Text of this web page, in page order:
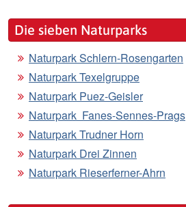
Die sieben Naturparks
Naturpark Schlern-Rosengarten
Naturpark Texelgruppe
Naturpark Puez-Geisler
Naturpark Fanes-Sennes-Prags
Naturpark Trudner Horn
Naturpark Drei Zinnen
Naturpark Rieserferner-Ahrn